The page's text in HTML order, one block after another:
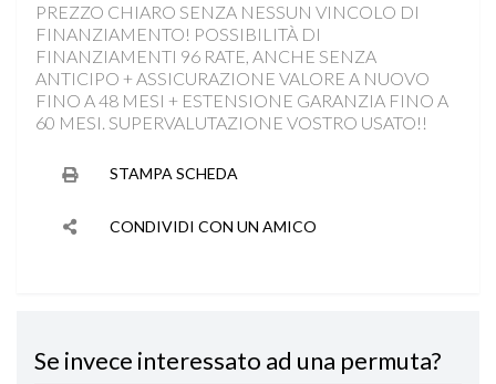
STEREO USB
TFT
VOLANTE MULTIFUNZIONE
PREZZO CHIARO SENZA NESSUN VINCOLO DI
FINANZIAMENTO! POSSIBILITÀ DI
FINANZIAMENTI 96 RATE, ANCHE SENZA
ANTICIPO + ASSICURAZIONE VALORE A NUOVO
FINO A 48 MESI + ESTENSIONE GARANZIA FINO A
60 MESI. SUPERVALUTAZIONE VOSTRO USATO!!
STAMPA SCHEDA
CONDIVIDI CON UN AMICO
Se invece interessato ad una permuta?